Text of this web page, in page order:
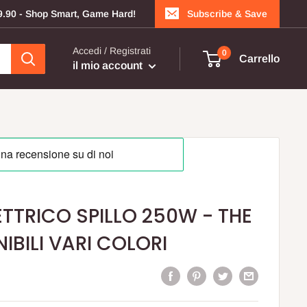
- Shop Smart, Game Hard! Subscribe & Save
Accedi / Registrati
il mio account
0
Carrello
SPILLO 250W - THE
VARI COLORI